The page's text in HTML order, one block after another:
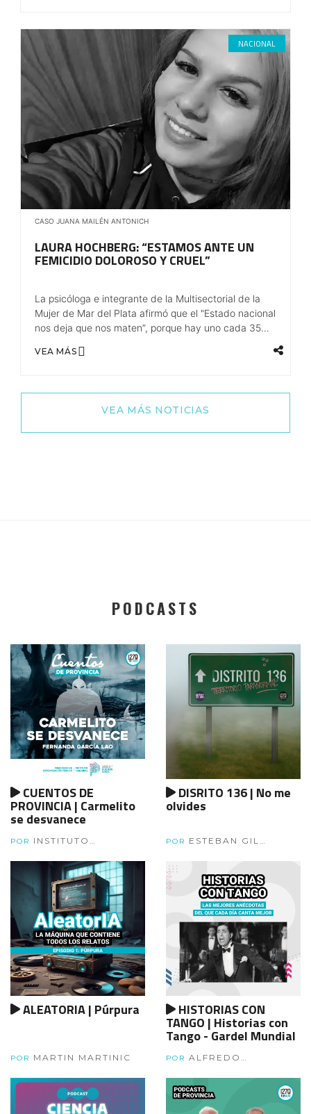
NACIONAL
CASO JUANA MAILÉN ANTONICH
LAURA HOCHBERG: “ESTAMOS ANTE UN
FEMICIDIO DOLOROSO Y CRUEL”
La psicóloga e integrante de la Multisectorial de la
Mujer de Mar del Plata afirmó que el "Estado nacional
nos deja que nos maten”, porque hay uno cada 35
VEA MÁS
VEA MÁS NOTICIAS
PODCASTS
CUENTOS DE
PROVINCIA | Carmelito
se desvanece
POR
INSTITUTO
DISRITO 136 | No me
olvides
POR
ESTEBAN GIL
ESTEBAN GORAL
ALEATORIA | Púrpura
POR MARTIN MARTINIC
HISTORIAS CON
TANGO | Historias con
Tango - Gardel Mundial
POR ALFREDO